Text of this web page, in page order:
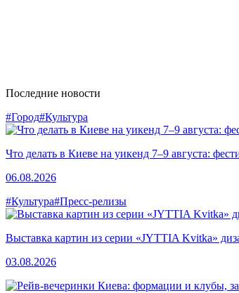
Последние новости
#Город#Культура
Что делать в Киеве на уикенд 7–9 августа:
06.08.2026
#Культура#Пресс-релизы
Выставка картин из серии «JYTTIA Kvitka»
03.08.2026